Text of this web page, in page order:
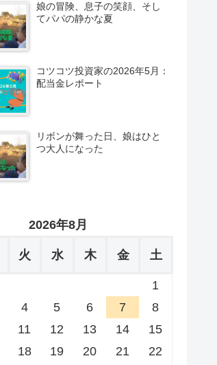
娘の冒険、息子の笑顔、そし
てパパの静かな夏
コツコツ投資家の2026年5月：
配当金レポート
リボンが舞った日、娘はひと
つ大人になった
2026年8月
火 水 木 金 土
1
4 5 6 7
8
11 12 13 14
15
18 19 20 21
22